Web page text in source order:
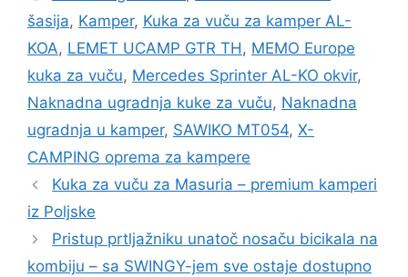
šasija, Kamper, Kuka za vuču za kamper AL-
KOA, LEMET UCAMP GTR TH, MEMO Europe
kuka za vuču, Mercedes Sprinter AL-KO okvir,
Naknadna ugradnja kuke za vuču, Naknadna
ugradnja u kamper, SAWIKO MT054, X-
CAMPING oprema za kampere
Kuka za vuču za Masuria – premium kamperi
iz Poljske
Pristup prtljažniku unatoč nosaču bicikala na
kombiju – sa SWINGY-jem sve ostaje dostupno